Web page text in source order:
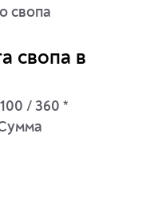
свопа
свопа в
/ 360 *